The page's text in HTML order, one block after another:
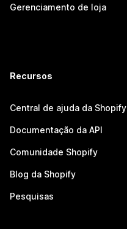
Gerenciamento de loja
Recursos
Central de ajuda da Shopify
Documentação da API
Comunidade Shopify
Blog da Shopify
Pesquisas